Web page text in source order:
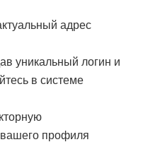
адрес
уникальный логин и
в системе
профиля